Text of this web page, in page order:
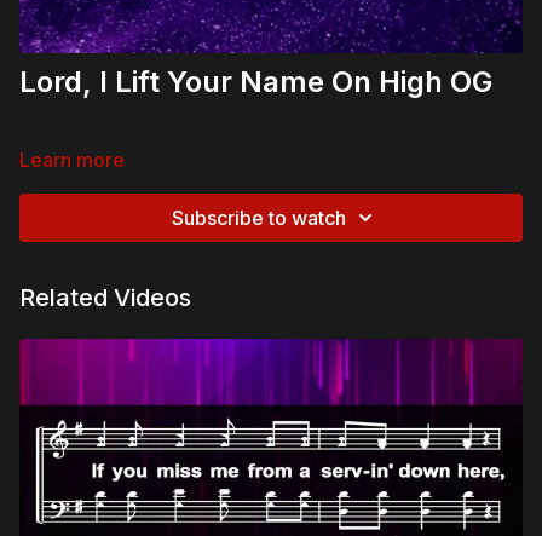
Lord, I Lift Your Name On High OG
Learn more
Subscribe to watch
Related Videos